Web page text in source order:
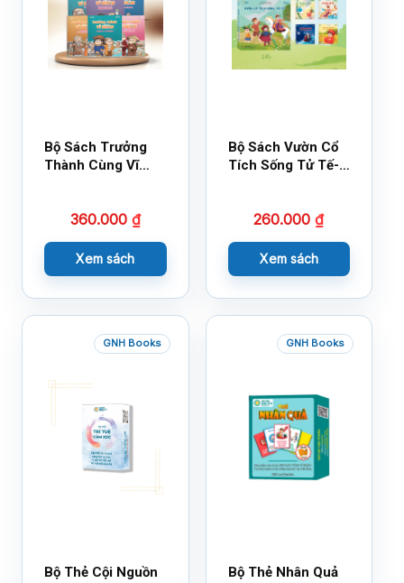
Bộ Sách Trưởng
Thành Cùng Vĩ
360.000 ₫
Xem sách
Bộ Sách Vườn Cổ
Tích Sống Tử Tế-
260.000₫
Xem sách
GNH Books
Bộ Thẻ Cội Nguồn
GNH Books
Bộ Thẻ Nhân Quả